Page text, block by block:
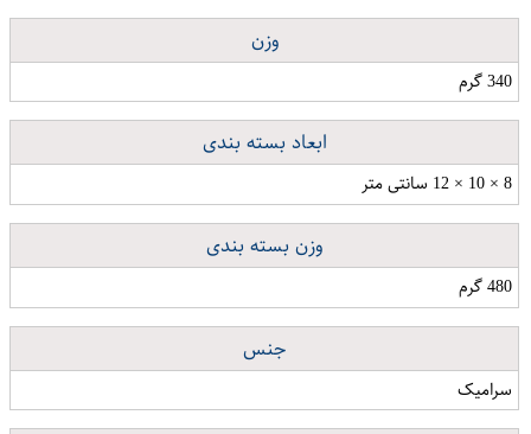
وزن
340 گرم
ابعاد بسته بندی
8 × 10 × 12 سانتی متر
وزن بسته بندی
480 گرم
جنس
سرامیک